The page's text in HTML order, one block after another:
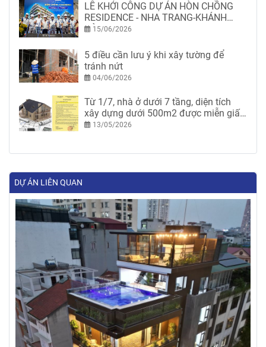
LỄ KHỞI CÔNG DỰ ÁN HÒN CHỒNG
RESIDENCE - NHA TRANG-KHÁNH
HÒA15/06/2026
5 điều cần lưu ý khi xây tường để
tránh nứt
04/06/2026
Từ 1/7, nhà ở dưới 7 tầng, diện tích
xây dựng dưới 500m2 được miễn giấy
phép xây dựng
13/05/2026
DỰ ÁN LIÊN QUAN